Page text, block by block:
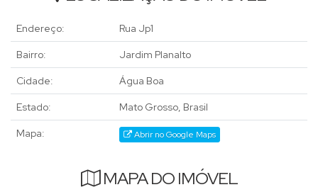
Endereço: Rua Jp1
Bairro: Jardim Planalto
Cidade: Água Boa
Estado: Mato Grosso, Brasil
Mapa: Abrir no Google Maps
MAPA DO IMÓVEL